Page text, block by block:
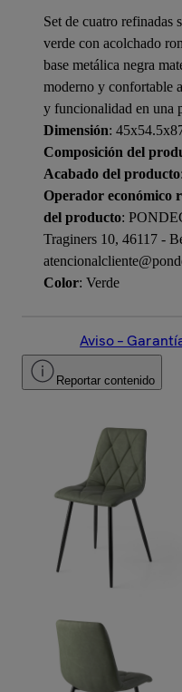
Set de cuatro refinadas
verde con acolchado
base metálica negra
moderno y confortable
y funcionalidad en una
Dimensión:
Composición del
Acabado del producto
Operador económico
del producto:
Traginers 10, 46117 -
Color: Verde
Aviso –
Reportar contenido